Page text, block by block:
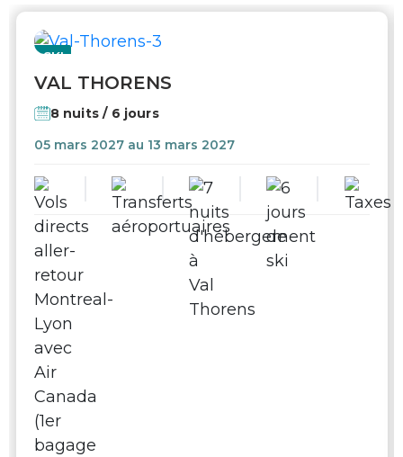
SKI
VAL THORENS
8 nuits / 6 jours
05 mars 2027 au 13 mars 2027